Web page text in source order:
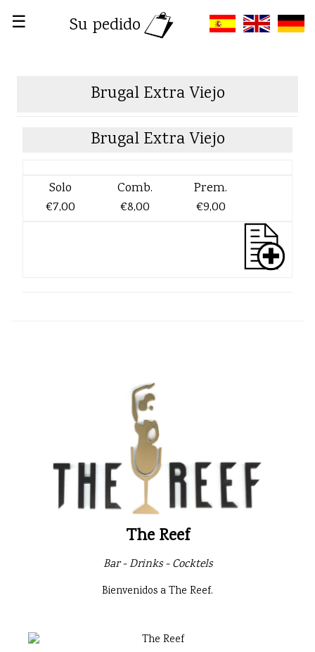
☰ Su pedido
Brugal Extra Viejo
Brugal Extra Viejo
Solo
€7,00
Comb.
€8,00
Prem.
€9,00
The Reef
Bar - Drinks - Cocktels
Bienvenidos a The Reef.